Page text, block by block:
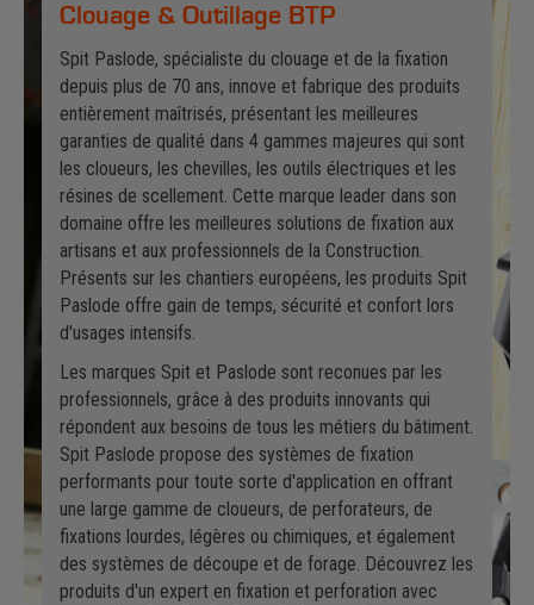
Clouage & Outillage BTP
Spit Paslode, spécialiste du clouage et de la fixation
depuis plus de 70 ans, innove et fabrique des produits
entièrement maîtrisés, présentant les meilleures
garanties de qualité dans 4 gammes majeures qui sont
les cloueurs, les chevilles, les outils électriques et les
résines de scellement. Cette marque leader dans son
domaine offre les meilleures solutions de fixation aux
artisans et aux professionnels de la Construction.
Présents sur les chantiers européens, les produits Spit
Paslode offre gain de temps, sécurité et confort lors
d'usages intensifs.
Les marques Spit et Paslode sont reconues par les
professionnels, grâce à des produits innovants qui
répondent aux besoins de tous les métiers du bâtiment.
Spit Paslode propose des systèmes de fixation
performants pour toute sorte d'application en offrant
une large gamme de cloueurs, de perforateurs, de
fixations lourdes, légères ou chimiques, et également
des systèmes de découpe et de forage. Découvrez les
produits d'un expert en fixation et perforation avec